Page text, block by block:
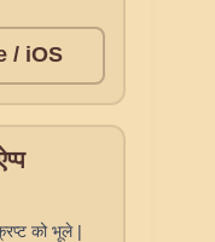
/ iOS
को भूले |